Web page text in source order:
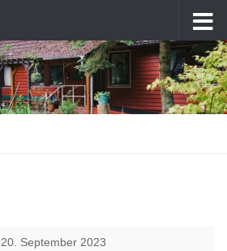
20. September 2023